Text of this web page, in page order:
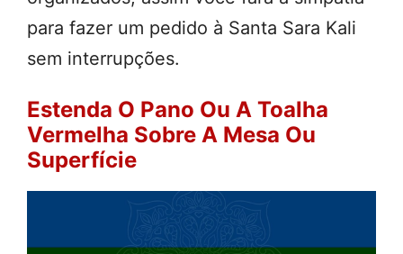
para fazer um pedido à Santa Sara Kali
sem interrupções.
Estenda O Pano Ou A Toalha
Vermelha Sobre A Mesa Ou
Superfície